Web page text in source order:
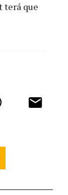
terá que